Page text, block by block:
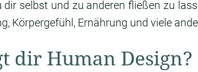
selbst und zu anderen fließen zu
Körpergefühl, Ernährung und viele
dir Human Design?